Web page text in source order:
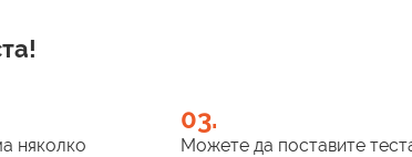
няколко
03.
Можете да поставите